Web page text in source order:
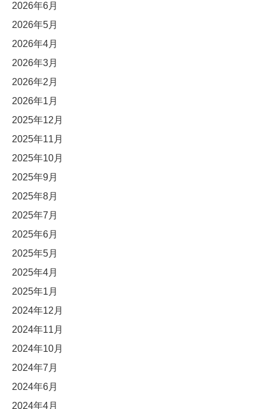
2026年6月
2026年5月
2026年4月
2026年3月
2026年2月
2026年1月
2025年12月
2025年11月
2025年10月
2025年9月
2025年8月
2025年7月
2025年6月
2025年5月
2025年4月
2025年1月
2024年12月
2024年11月
2024年10月
2024年7月
2024年6月
2024年4月